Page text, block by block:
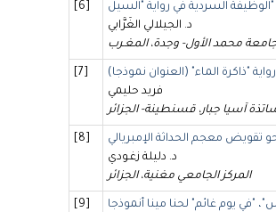
[6]
د. الجيلالي الغَرَّابي
محمد الأول- وجدة، المغـرب
[7]
"ذاكرة الماء" (العنوان نموذجا)
فريد حليمي
آسيا جبار، قسنطينة- الجزائر
[8]
تقويض معجم الحداثة الإمبريالي
د. دليلة زغـودي
المركز الجامعي مغنية، الجزائر
[9]
"في يوم غائم" لحنا مينا أنموذجا